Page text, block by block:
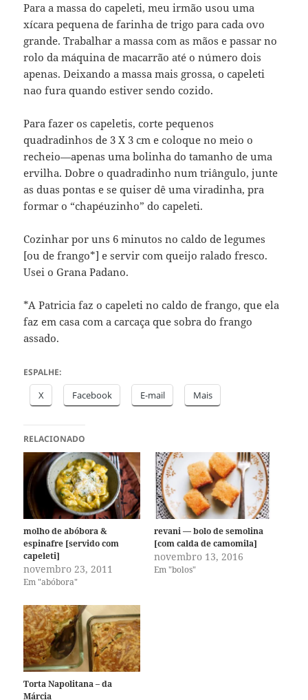
Para a massa do capeleti, meu irmão usou uma
xícara pequena de farinha de trigo para cada ovo
grande. Trabalhar a massa com as mãos e passar no
rolo da máquina de macarrão até o número dois
apenas. Deixando a massa mais grossa, o capeleti
nao fura quando estiver sendo cozido.
Para fazer os capeletis, corte pequenos
quadradinhos de 3 X 3 cm e coloque no meio o
recheio—apenas uma bolinha do tamanho de uma
ervilha. Dobre o quadradinho num triângulo, junte
as duas pontas e se quiser dê uma viradinha, pra
formar o “chapéuzinho” do capeleti.
Cozinhar por uns 6 minutos no caldo de legumes
[ou de frango*] e servir com queijo ralado fresco.
Usei o Grana Padano.
*A Patricia faz o capeleti no caldo de frango, que ela
faz em casa com a carcaça que sobra do frango
assado.
ESPALHE:
X Facebook E-mail Mais
RELACIONADO
molho de abóbora &
espinafre [servido com
capeleti]
novembro 23, 2011
Em "abóbora"
revani — bolo de semolina
[com calda de camomila]
novembro 13, 2016
Em "bolos"
Torta Napolitana – da
Márcia